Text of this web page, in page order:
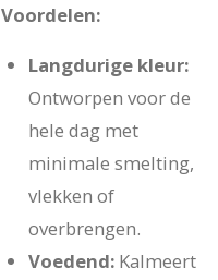
Voordelen:
Langdurige kleur:
Ontworpen voor de
hele dag met
minimale smelting,
vlekken of
overbrengen.
Voedend: Kalmeert